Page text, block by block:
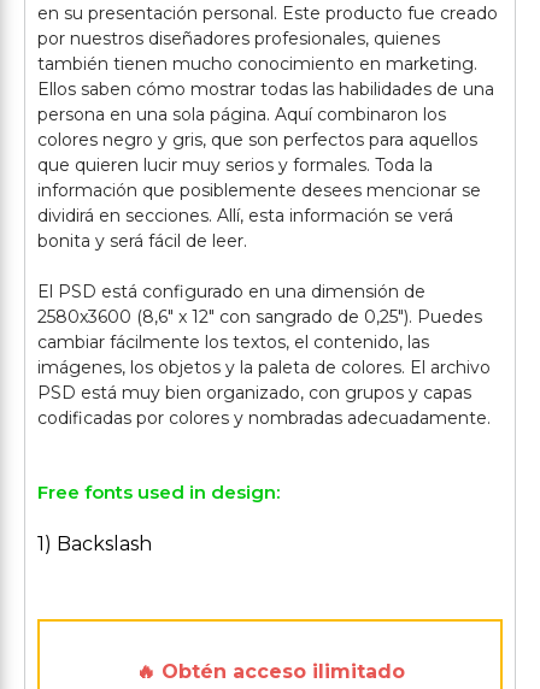
en su presentación personal. Este producto fue creado
por nuestros diseñadores profesionales, quienes
también tienen mucho conocimiento en marketing.
Ellos saben cómo mostrar todas las habilidades de una
persona en una sola página. Aquí combinaron los
colores negro y gris, que son perfectos para aquellos
que quieren lucir muy serios y formales. Toda la
información que posiblemente desees mencionar se
dividirá en secciones. Allí, esta información se verá
bonita y será fácil de leer.
El PSD está configurado en una dimensión de
2580x3600 (8,6" x 12" con sangrado de 0,25"). Puedes
cambiar fácilmente los textos, el contenido, las
imágenes, los objetos y la paleta de colores. El archivo
PSD está muy bien organizado, con grupos y capas
Free fonts used in design:
1) Backslash
🔥 Obtén acceso ilimitado